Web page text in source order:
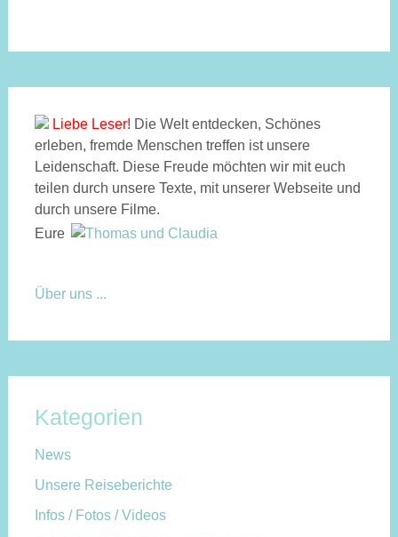
Liebe Leser! Die Welt entdecken, Schönes
erleben, fremde Menschen treffen ist unsere
Leidenschaft. Diese Freude möchten wir mit euch
teilen durch unsere Texte, mit unserer Webseite und
durch unsere Filme.
Eure
Über uns ...
Kategorien
News
Unsere Reiseberichte
Infos / Fotos / Videos